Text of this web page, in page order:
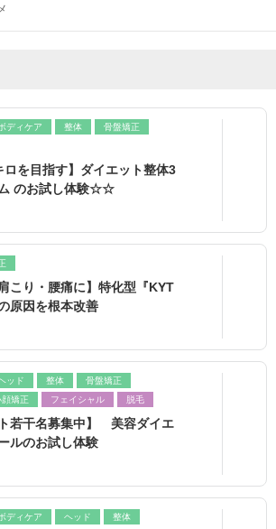
ディケア 整体
骨盤矯正
ロを目指す】ダイエット整体3
のお試し体験☆☆
こり・腰痛に】特化型『KYT
原因を根本改善
ッド 整体
骨盤矯正
顔矯正 フェイシャル 脱毛
ト若干名募集中】 美容ダイエ
ルのお試し体験
ディケア ヘッド
整体